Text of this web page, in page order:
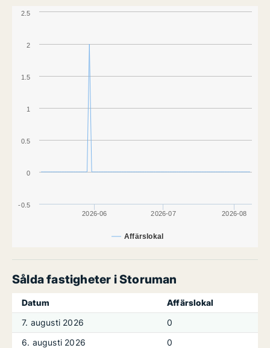
Affärslokal
2026-06 2026-07 2026-08
-0.5
0
0.5
1
1.5
2
2.5
Sålda fastigheter i Storuman
Datum
Affärslokal
7. augusti 2026
0
6. augusti 2026
0